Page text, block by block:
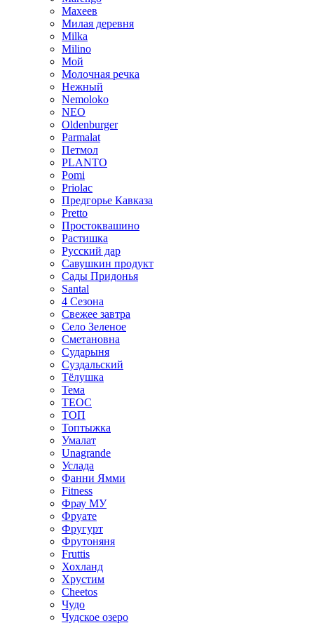
Махеев
Милая деревня
Milka
Milino
Мой
Молочная речка
Нежный
Nemoloko
NEO
Oldenburger
Parmalat
Петмол
PLANTO
Pomi
Priolac
Предгорье Кавказа
Pretto
Простоквашино
Растишка
Русский дар
Савушкин продукт
Сады Придонья
Santal
4 Сезона
Свежее завтра
Село Зеленое
Сметановна
Сударыня
Суздальский
Тёлушка
Тема
ТЕОС
ТОП
Топтыжка
Умалат
Unagrande
Услада
Фанни Ямми
Fitness
Фрау МУ
Фруате
Фругурт
Фрутоняня
Fruttis
Хохланд
Хрустим
Cheetos
Чудо
Чудское озеро